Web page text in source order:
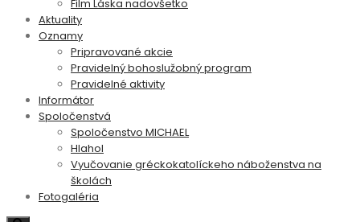
Film Láska nadovšetko
Aktuality
Oznamy
Pripravované akcie
Pravidelný bohoslužobný program
Pravidelné aktivity
Informátor
Spoločenstvá
Spoločenstvo MICHAEL
Hlahol
Vyučovanie gréckokatolíckeho náboženstva na
školách
Fotogaléria